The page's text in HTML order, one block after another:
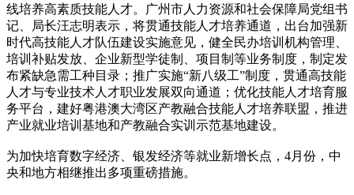
线培养高素质技能人才。广州市人力资源和社会保障局党组书
记、局长汪志明表示，将贯通技能人才培养通道，出台加强新
时代高技能人才队伍建设实施意见，健全民办培训机构管理、
培训补贴发放、企业新型学徒制、项目制等业务制度，制定发
布紧缺急需工种目录；推广实施“新八级工”制度，贯通高技能
人才与专业技术人才职业发展双向通道；优化技能人才培育服
务平台，建好粤港澳大湾区产教融合技能人才培养联盟，推进
产业就业培训基地和产教融合实训示范基地建设。
为加快培育数字经济、银发经济等就业新增长点，4月份，中
央和地方相继推出多项重磅措施。